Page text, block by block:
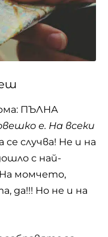
ПЪЛНА
е. На всеки
се случва! Не и на
с най-
момчето,
да!!! Но не и на